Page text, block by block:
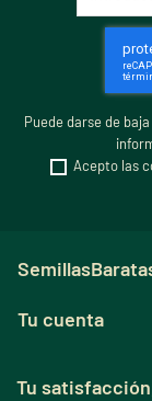
Puede darse de
Acepto las
Tu cuenta
Tu